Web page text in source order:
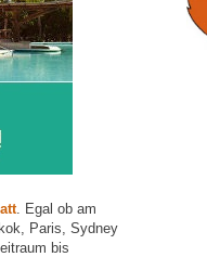
. Egal ob am
Paris, Sydney
bis